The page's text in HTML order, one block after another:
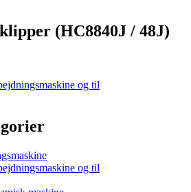
(HC8840J / 48J)
og til
og til